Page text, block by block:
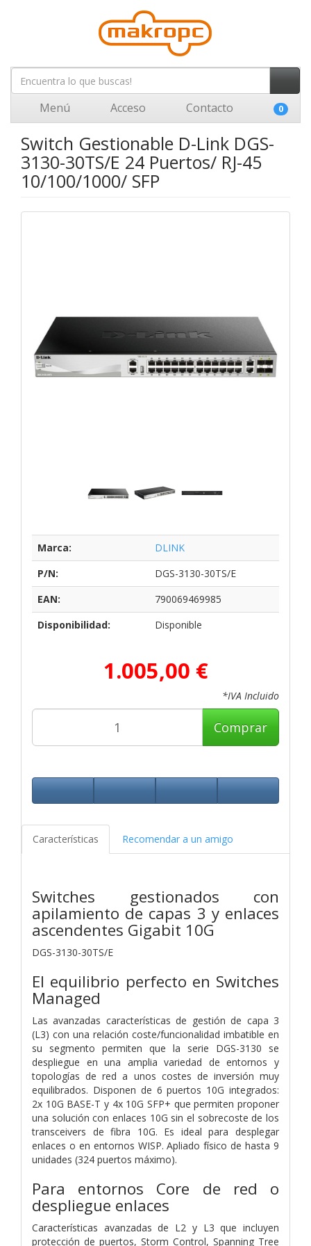
Menú Acceso Contacto 0
Switch Gestionable D-Link DGS-
3130-30TS/E 24 Puertos/ RJ-45
10/100/1000/ SFP
Marca:
DLINK
P/N:
DGS-3130-30TS/E
EAN:
790069469985
Disponibilidad:
Disponible
1.005,00 €
*IVA Incluido
Comprar
Características Recomendar a un amigo
Switches gestionados con
apilamiento de capas 3 y enlaces
ascendentes Gigabit 10G
DGS-3130-30TS/E
El equilibrio perfecto en Switches
Managed
Las avanzadas características de gestión de capa 3
(L3) con una relación coste/funcionalidad imbatible en
su segmento permiten que la serie DGS-3130 se
despliegue en una amplia variedad de entornos y
topologías de red a unos costes de inversión muy
equilibrados. Disponen de 6 puertos 10G integrados:
2x 10G BASE-T y 4x 10G SFP+ que permiten proponer
una solución con enlaces 10G sin el sobrecoste de los
transceivers de fibra 10G. Es ideal para desplegar
enlaces o en entornos WISP. Apliado físico de hasta 9
unidades (324 puertos máximo).
Para entornos Core de red o
despliegue enlaces
Características avanzadas de L2 y L3 que incluyen
protección de puertos, Storm Control, Spanning Tree